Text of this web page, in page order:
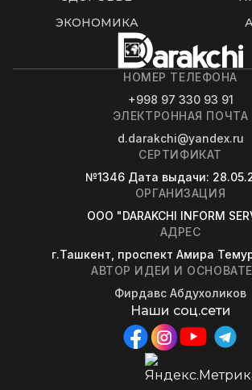
ЭКОНОМИКА
НОМЕР ТЕЛЕФОНА
+998 97 330 93 91
ЭЛЕКТРОННАЯ ПОЧТА
d.darakchi@yandex.ru
СЕРТИФИКАТ
№1346 Дата выдачи:
ОРГАНИЗАЦИЯ
OOO "DARAKCHI INFORM
АДРЕС
г.Ташкент, проспект Амира
АВТОР ИДЕИ И
Фирдавс Абдухоликов
Наши соц.сети